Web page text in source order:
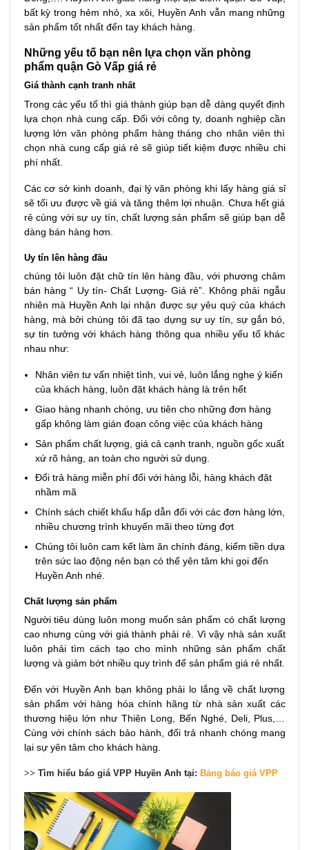
bất kỳ trong hẻm nhỏ, xa xôi, Huyền Anh vẫn mang những
sản phẩm tốt nhất đến tay khách hàng.
Những yếu tố bạn nên lựa chọn văn phòng
phẩm quận Gò Vấp giá rẻ
Giá thành cạnh tranh nhất
Trong các yếu tố thì giá thành giúp bạn dễ dàng quyết định
lựa chọn nhà cung cấp. Đối với công ty, doanh nghiệp cần
lượng lớn văn phòng phẩm hàng tháng cho nhân viên thì
chọn nhà cung cấp giá rẻ sẽ giúp tiết kiệm được nhiều chi
phí nhất.
Các cơ sở kinh doanh, đại lý văn phòng khi lấy hàng giá sỉ
sẽ tối ưu được về giá và tăng thêm lợi nhuận. Chưa hết giá
rẻ cùng với sự uy tín, chất lượng sản phẩm sẽ giúp bạn dễ
dàng bán hàng hơn.
Uy tín lên hàng đầu
chúng tôi luôn đặt chữ tín lên hàng đầu, với phương châm
bán hàng “ Uy tín- Chất Lượng- Giá rẻ”. Không phải ngẫu
nhiên mà Huyền Anh lại nhận được sự yêu quý của khách
hàng, mà bởi chúng tôi đã tạo dựng sự uy tín, sự gắn bó,
sự tin tưởng với khách hàng thông qua nhiều yếu tố khác
nhau như:
Nhân viên tư vấn nhiệt tình, vui vẻ, luôn lắng nghe ý kiến
của khách hàng, luôn đặt khách hàng là trên hết
Giao hàng nhanh chóng, ưu tiên cho những đơn hàng
gấp không làm gián đoạn công việc của khách hàng
Sản phẩm chất lượng, giá cả cạnh tranh, nguồn gốc xuất
xứ rõ hàng, an toàn cho người sử dụng.
Đổi trả hàng miễn phí đối với hàng lỗi, hàng khách đặt
nhầm mã
Chính sách chiết khấu hấp dẫn đối với các đơn hàng lớn,
nhiều chương trình khuyến mãi theo từng đợt
Chúng tôi luôn cam kết làm ăn chính đáng, kiếm tiền dựa
trên sức lao động nên bạn có thể yên tâm khi gọi đến
Huyền Anh nhé.
Chất lượng sản phẩm
Người tiêu dùng luôn mong muốn sản phẩm có chất lượng
cao nhưng cùng với giá thành phải rẻ. Vì vậy nhà sản xuất
luôn phải tìm cách tạo cho mình những sản phẩm chất
lượng và giảm bớt nhiều quy trình để sản phẩm giá rẻ nhất.
Đến với Huyền Anh bạn không phải lo lắng về chất lượng
sản phẩm với hàng hóa chính hãng từ nhà sản xuất các
thương hiệu lớn như Thiên Long, Bến Nghé, Deli, Plus,…
Cùng với chính sách bảo hành, đổi trả nhanh chóng mang
lại sự yên tâm cho khách hàng.
>> Tìm hiểu báo giá VPP Huyền Anh tại: Bảng báo giá VPP